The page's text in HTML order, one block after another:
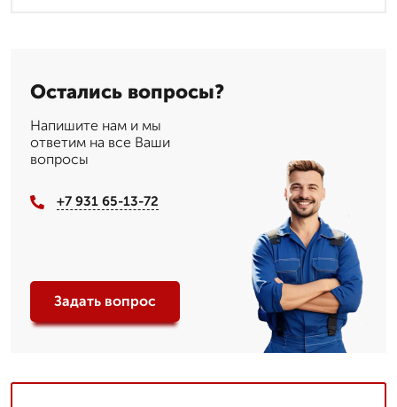
Остались вопросы?
Напишите нам и мы
ответим на все Ваши
вопросы
+7 931 65-13-72
Задать вопрос